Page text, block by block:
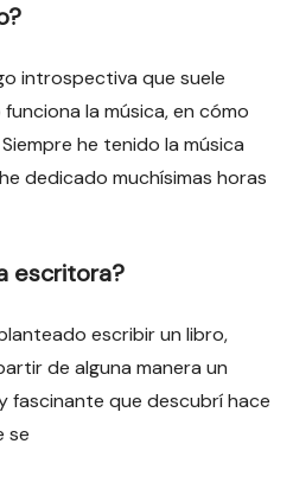
introspectiva que suele
la música, en cómo
he tenido la música
dedicado muchísimas horas
escritora?
escribir un libro,
de alguna manera un
fascinante que descubrí hace
se